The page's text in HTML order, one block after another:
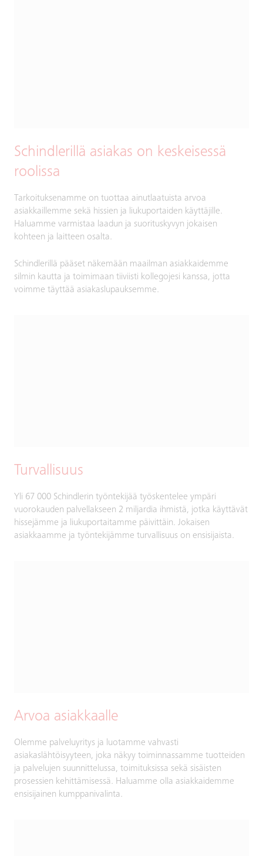
Schindlerillä asiakas on keskeisessä
roolissa
Tarkoituksenamme on tuottaa ainutlaatuista arvoa
asiakkaillemme sekä hissien ja liukuportaiden käyttäjille.
Haluamme varmistaa laadun ja suorituskyvyn jokaisen
kohteen ja laitteen osalta.
Schindlerillä pääset näkemään maailman asiakkaidemme
silmin kautta ja toimimaan tiiviisti kollegojesi kanssa, jotta
voimme täyttää asiakaslupauksemme.
Turvallisuus
Yli 67 000 Schindlerin työntekijää työskentelee ympäri
vuorokauden palvellakseen 2 miljardia ihmistä, jotka käyttävät
hissejämme ja liukuportaitamme päivittäin. Jokaisen
asiakkaamme ja työntekijämme turvallisuus on ensisijaista.
Arvoa asiakkaalle
Olemme palveluyritys ja luotamme vahvasti
asiakaslähtöisyyteen, joka näkyy toiminnassamme tuotteiden
ja palvelujen suunnittelussa, toimituksissa sekä sisäisten
prosessien kehittämisessä. Haluamme olla asiakkaidemme
ensisijainen kumppanivalinta.